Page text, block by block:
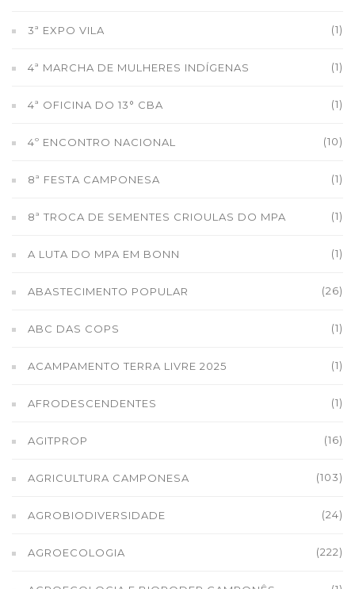
3ª EXPO VILA (1)
4ª MARCHA DE MULHERES INDÍGENAS (1)
4ª OFICINA DO 13° CBA (1)
4º ENCONTRO NACIONAL (10)
8ª FESTA CAMPONESA (1)
8ª TROCA DE SEMENTES CRIOULAS DO MPA (1)
A LUTA DO MPA EM BONN (1)
ABASTECIMENTO POPULAR (26)
ABC DAS COPS (1)
ACAMPAMENTO TERRA LIVRE 2025 (1)
AFRODESCENDENTES (1)
AGITPROP (16)
AGRICULTURA CAMPONESA (103)
AGROBIODIVERSIDADE (24)
AGROECOLOGIA (222)